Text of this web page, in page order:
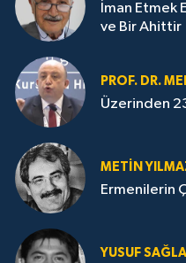
İman Etmek
ve Bir Ahittir
PROF. DR.
Üzerinden
METIN
Ermenilerin
YUSUF